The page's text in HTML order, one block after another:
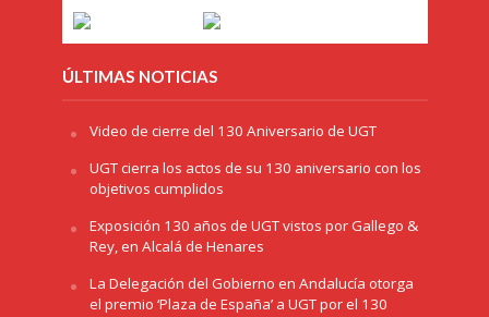
ÚLTIMAS NOTICIAS
Video de cierre del 130 Aniversario de UGT
UGT cierra los actos de su 130 aniversario con los
objetivos cumplidos
Exposición 130 años de UGT vistos por Gallego &
Rey, en Alcalá de Henares
La Delegación del Gobierno en Andalucía otorga
el premio ‘Plaza de España’ a UGT por el 130